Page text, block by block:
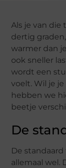
Als je van
dertig
warmer dan
ook sneller
wordt een
voelt. Wil je
hebben we
beetje
De
De
allemaal wel.